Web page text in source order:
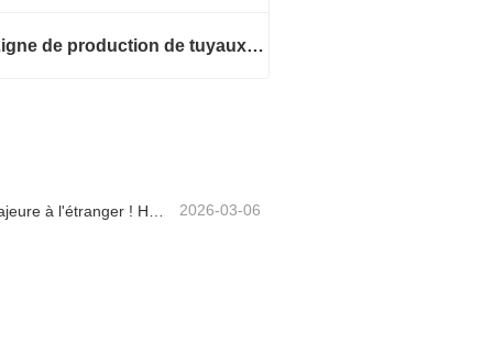
Ligne de production de tuyaux d'irrigation au goutte-à-goutte en PE
Percée technique majeure à l'étranger ! HWYAA développe avec succès un système d'irrigation goutte à goutte en bande pour cultures continues sur trois saisons. 2026-03-06